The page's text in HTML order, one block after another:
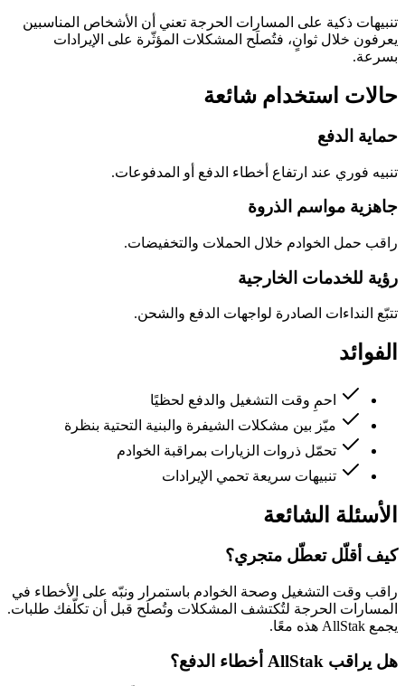
تنبيهات ذكية على المسارات الحرجة تعني أن الأشخاص المناسبين
يعرفون خلال ثوانٍ، فتُصلَح المشكلات المؤثّرة على الإيرادات
بسرعة.
حالات استخدام شائعة
حماية الدفع
تنبيه فوري عند ارتفاع أخطاء الدفع أو المدفوعات.
جاهزية مواسم الذروة
راقب حمل الخوادم خلال الحملات والتخفيضات.
رؤية للخدمات الخارجية
تتبّع النداءات الصادرة لواجهات الدفع والشحن.
الفوائد
احمِ وقت التشغيل والدفع لحظيًا
ميّز بين مشكلات الشيفرة والبنية التحتية بنظرة
تحمّل ذروات الزيارات بمراقبة الخوادم
تنبيهات سريعة تحمي الإيرادات
الأسئلة الشائعة
كيف أقلّل تعطّل متجري؟
راقب وقت التشغيل وصحة الخوادم باستمرار ونبّه على الأخطاء في
المسارات الحرجة لتُكتشف المشكلات وتُصلَح قبل أن تكلّفك طلبات.
يجمع AllStak هذه معًا.
هل يراقب AllStak أخطاء الدفع؟